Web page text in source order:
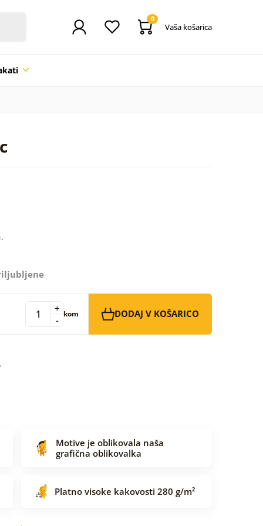
0
Vaša košarica
-
+ kom DODAJ V KOŠARICO
Motive je oblikovala naša
grafična oblikovalka
Platno visoke kakovosti 280 g/m²